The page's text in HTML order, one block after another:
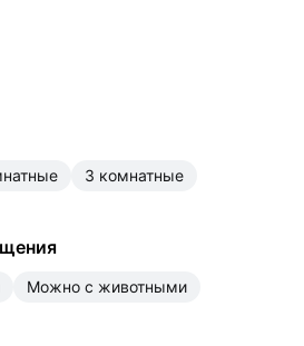
3 комнатные
можно с животными